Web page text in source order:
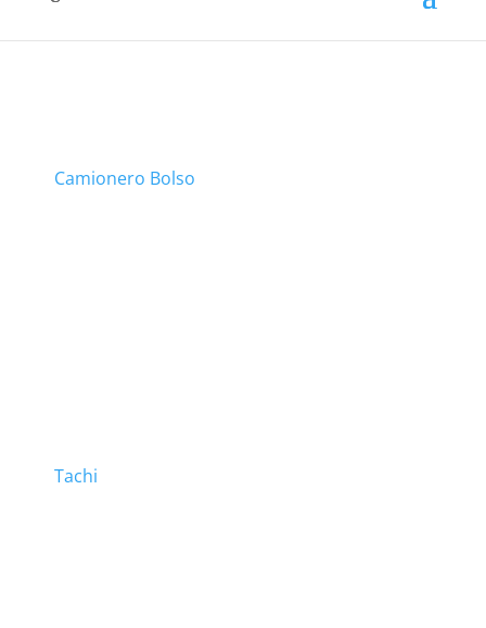
Camionero Bolso
Tachi